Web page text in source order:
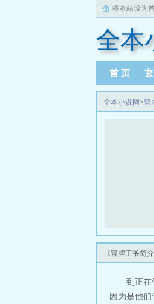
将本站设为
全本
首 页
全本小说网>冒
《冒牌王爷简
到正在
因为是他